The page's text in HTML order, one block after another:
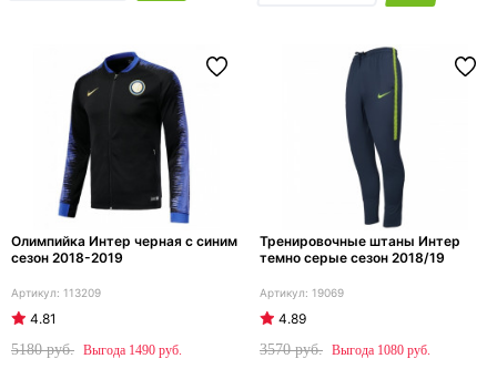
Олимпийка Интер черная с синим
сезон 2018-2019
113209
4.81
5180
1490
Тренировочные штаны Интер
темно серые сезон 2018/19
19069
4.89
3570
1080